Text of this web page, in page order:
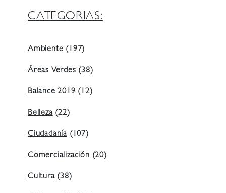
CATEGORIAS:
Ambiente (197)
Áreas Verdes (38)
Balance 2019 (12)
Belleza(22)
Ciudadanía (107)
Comercialización (20)
Cultura(38)